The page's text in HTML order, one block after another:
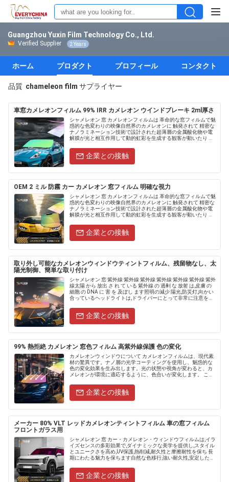
Guangzhou Yuxin Film Technology Co., Ltd.
Verified Supplier 2 Years
ホーム プロダクト プロフィール コンタクト
品質 chameleon film サプライヤー
車窓カメレオンフィルム 99% IRR カメレオン ウインドブレーキ 2ml厚さ
シャメレオン 窓 カメレオンフィルムは 革命的な窓フィルムで魅
惑的な色変わりの映像自然界のカメレオンに 触発されて 精密な
ナノラミネーション技術で設計された超薄層の金属酸化物や電
解膜が光と相互作用して動的虹彩を生成する観客が動いたり 光
メ.....
企業との接触
OEM 2 ミル 防霧 カー カメレオン 窓フィルム 明確な視力
シャメレオン 窓 カメレオンフィルムは 革命的な窓フィルムで魅
惑的な色変わりの映像自然界のカメレオンに 触発されて 精密な
ナノラミネーション技術で設計された超薄層の金属酸化物や電
解膜が光と相互作用して動的虹彩を生成する観客が動いたり 光
メ.....
企業との接触
取り外し可能なカメレオンウィンドウティントフィルム、残留物なし、太
陽光制御、簡単な取り付け
シャメレオン 窓 紫外線 紫外線 紫外線 紫外線 紫外線 紫外線 紫外
線太陽 から 放出 さ れ て いる 紫外線 の 過剰 な 放射 は,皮膚 の
細胞 の DNA に 害 を 及ぼし ます照明の減少 陽光,防災灯,向かい
合っているヘッドライトは,ドライバーにとって非常に注意をそ
企業との接触
99% 熱拒絶 カメレオン 窓色フィルム 高紫外線保護 色の変化
カメレオンウィンドウについて カメレオンフィルムは、現代素
材の驚異です。ナノ層の光学コーティングを使用し、魅惑的な
色の変化効果を生み出します。光の状態や視角が変わると、カ
メレオンが環境に適応するように、色合いが変化します。 この
企業との接触
メーカー 80% VLT レッドカメレオンティントフィルム 車の窓フィルム
フロントガラス用
シャメレオン 窓 カー・カメレオン・ウィンドウフィルムは,イラ
イズセンスの多彩効果で,ダイナミックな美学を提供し,スタイル
とユニークさを高め,UV保護,熱削減,耐久性と摩擦耐性を保ち 長
期にわたる魅力を保ちます自然な色移行,強い耐久性,安定した色
企業との接触